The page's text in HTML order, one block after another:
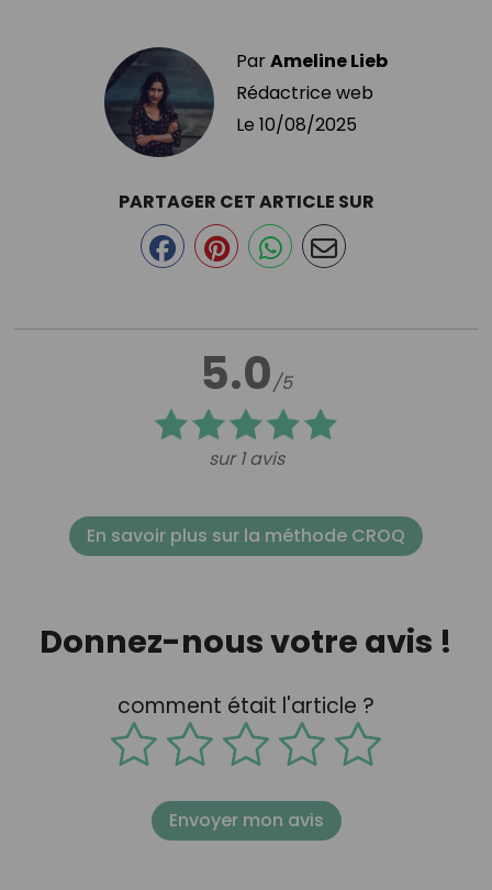
ParAmeline Lieb
Rédactrice web
Le 10/08/2025
5.0/5
sur 1 avis
PARTAGER CET ARTICLE SUR
En savoir plus sur la méthode CROQ
Donnez-nous votre avis !
comment était l'article ?
Envoyer mon avis